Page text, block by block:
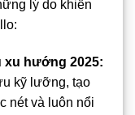
lý do khiến
xu hướng 2025:
kỹ lưỡng, tạo
nét và luôn nổi